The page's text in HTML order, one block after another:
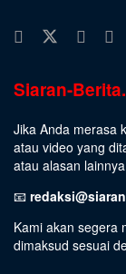
Siaran-
Jika Anda merasa
atau video yang
atau alasan
📧
Kami akan segera
dimaksud sesuai